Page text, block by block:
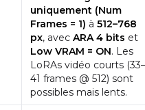
Prompt
Width
uniquement (Num
Frames = 1) à 512–768
px, avec ARA 4 bits et
Low VRAM = ON. Les
LoRAs vidéo courts (33–
41 frames @ 512) sont
possibles mais lents.